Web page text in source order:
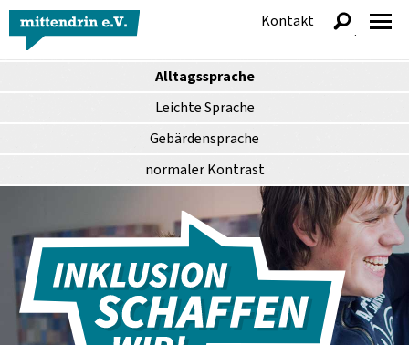
Alltagssprache
Leichte Sprache
Gebärdensprache
normalerKontrast
Kontakt
anzeigen